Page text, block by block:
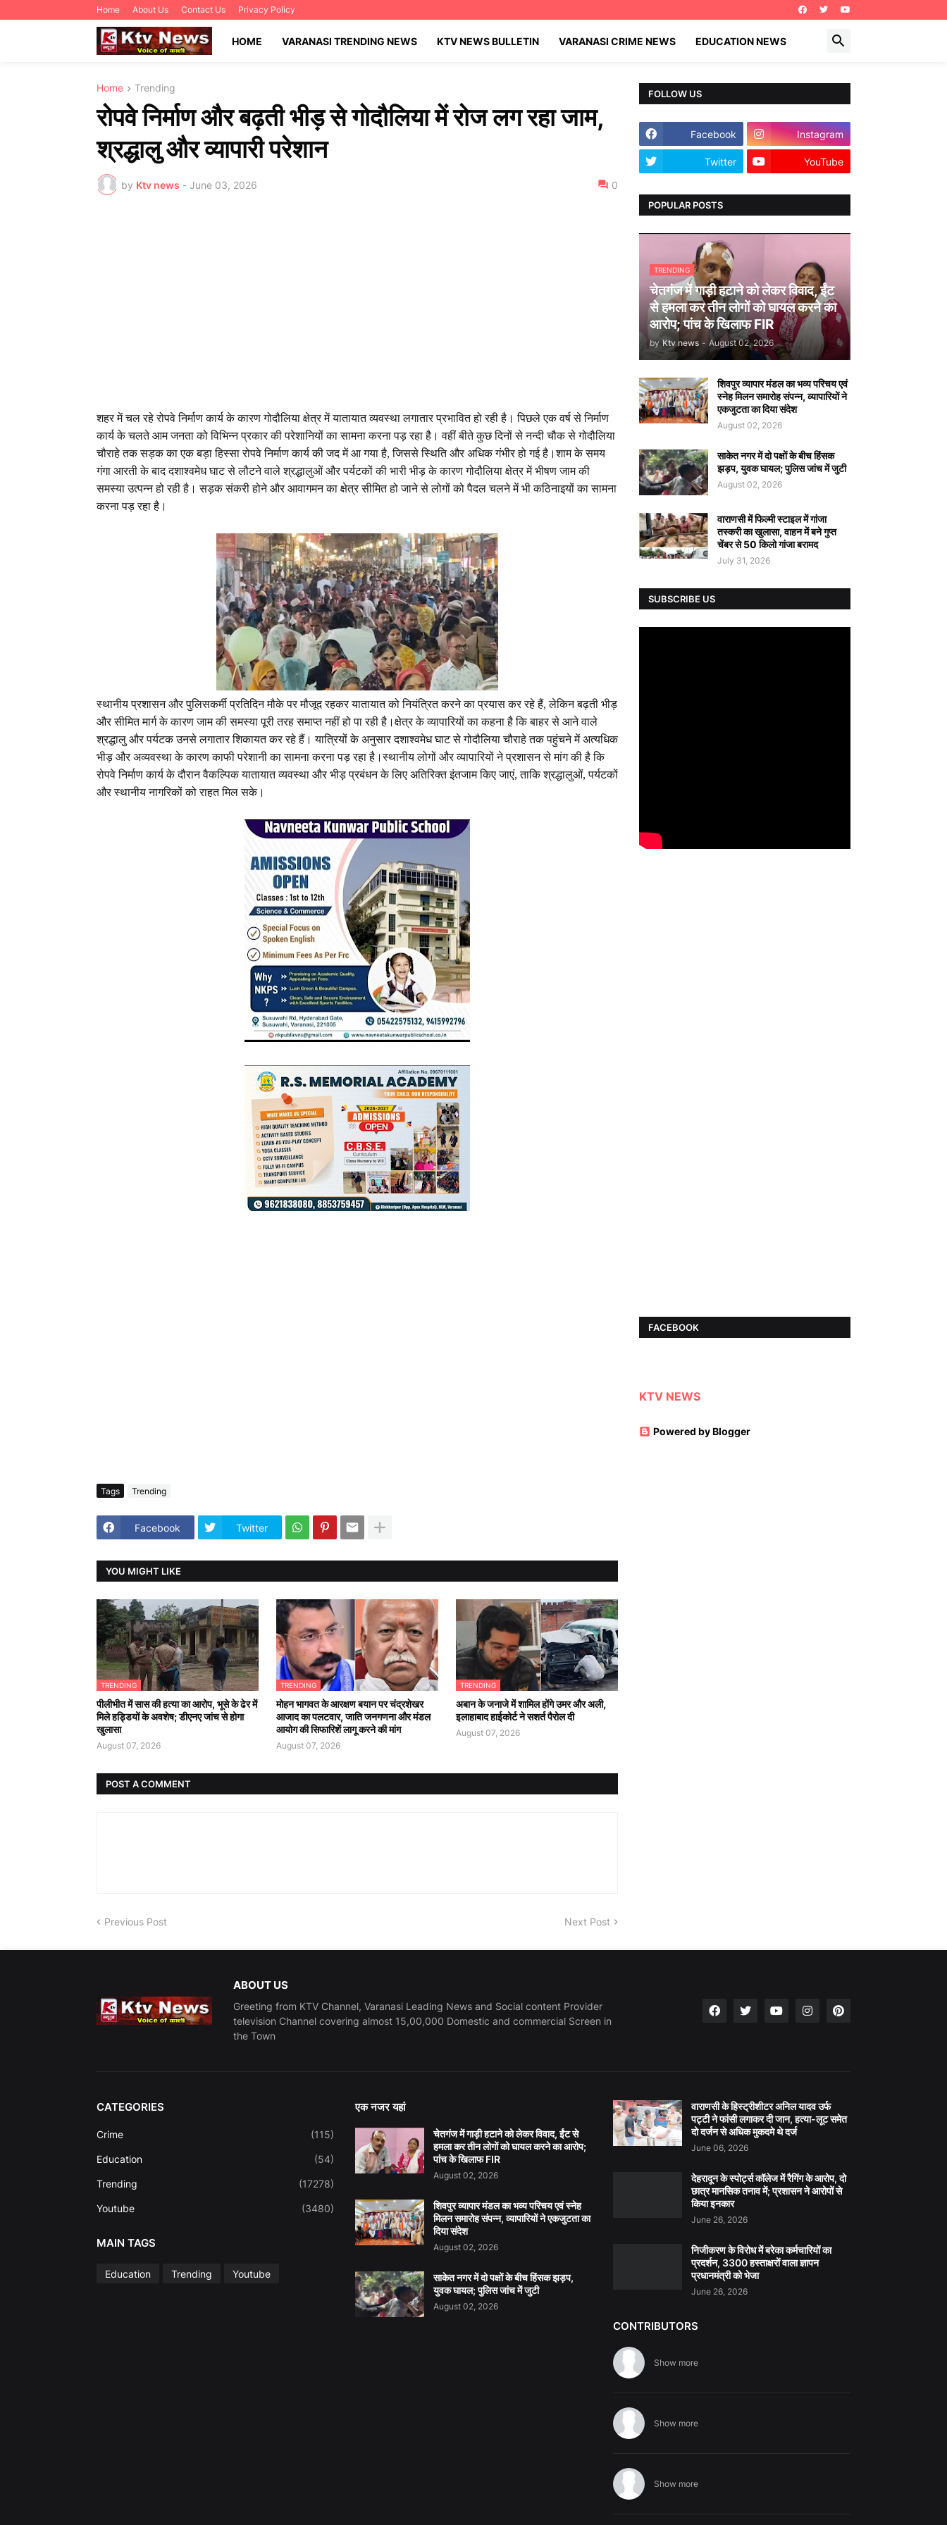
Home About Us Contact Us Privacy Policy
HOME VARANASI TRENDING NEWS KTV NEWS BULLETIN VARANASI CRIME NEWS EDUCATION NEWS
Home Trending
रोपवे निर्माण और बढ़ती भीड़ से गोदौलिया में रोज लग रहा जाम,
श्रद्धालु और व्यापारी परेशान
by Ktv news - June 03, 2026 0
शहर में चल रहे रोपवे निर्माण कार्य के कारण गोदौलिया क्षेत्र में यातायात व्यवस्था लगातार प्रभावित हो रही है। पिछले एक वर्ष से निर्माण
कार्य के चलते आम जनता को विभिन्न प्रकार की परेशानियों का सामना करना पड़ रहा है। वहीं बीते कुछ दिनों से नन्दी चौक से गोदौलिया
चौराहे तक सड़क का एक बड़ा हिस्सा रोपवे निर्माण कार्य की जद में आ गया है, जिससे स्थिति और अधिक गंभीर हो गई है।शाम के समय
गंगा आरती के बाद दशाश्वमेध घाट से लौटने वाले श्रद्धालुओं और पर्यटकों की भारी भीड़ के कारण गोदौलिया क्षेत्र में भीषण जाम की
समस्या उत्पन्न हो रही है। सड़क संकरी होने और आवागमन का क्षेत्र सीमित हो जाने से लोगों को पैदल चलने में भी कठिनाइयों का सामना
करना पड़ रहा है।
स्थानीय प्रशासन और पुलिसकर्मी प्रतिदिन मौके पर मौजूद रहकर यातायात को नियंत्रित करने का प्रयास कर रहे हैं, लेकिन बढ़ती भीड़
और सीमित मार्ग के कारण जाम की समस्या पूरी तरह समाप्त नहीं हो पा रही है।क्षेत्र के व्यापारियों का कहना है कि बाहर से आने वाले
श्रद्धालु और पर्यटक उनसे लगातार शिकायत कर रहे हैं। यात्रियों के अनुसार दशाश्वमेध घाट से गोदौलिया चौराहे तक पहुंचने में अत्यधिक
भीड़ और अव्यवस्था के कारण काफी परेशानी का सामना करना पड़ रहा है।स्थानीय लोगों और व्यापारियों ने प्रशासन से मांग की है कि
रोपवे निर्माण कार्य के दौरान वैकल्पिक यातायात व्यवस्था और भीड़ प्रबंधन के लिए अतिरिक्त इंतजाम किए जाएं, ताकि श्रद्धालुओं, पर्यटकों
और स्थानीय नागरिकों को राहत मिल सके।
Tags Trending
Facebook Twitter
YOU MIGHT LIKE
TRENDING
पीलीभीत में सास की हत्या का आरोप, भूसे के ढेर में
मिले हड्डियों के अवशेष; डीएनए जांच से होगा
खुलासा
August 07, 2026
TRENDING
मोहन भागवत के आरक्षण बयान पर चंद्रशेखर
आजाद का पलटवार, जाति जनगणना और मंडल
आयोग की सिफारिशें लागू करने की मांग
August 07, 2026
TRENDING
अबान के जनाजे में शामिल होंगे उमर और अली,
इलाहाबाद हाईकोर्ट ने सशर्त पैरोल दी
August 07, 2026
POST A COMMENT
Previous Post Next Post
FOLLOW US
Facebook Instagram
Twitter YouTube
POPULAR POSTS
TRENDING
चेतगंज में गाड़ी हटाने को लेकर विवाद, ईंट
से हमला कर तीन लोगों को घायल करने का
आरोप; पांच के खिलाफ FIR
by Ktv news - August 02, 2026
शिवपुर व्यापार मंडल का भव्य परिचय एवं
स्नेह मिलन समारोह संपन्न, व्यापारियों ने
एकजुटता का दिया संदेश
August 02, 2026
साकेत नगर में दो पक्षों के बीच हिंसक
झड़प, युवक घायल; पुलिस जांच में जुटी
August 02, 2026
वाराणसी में फिल्मी स्टाइल में गांजा
तस्करी का खुलासा, वाहन में बने गुप्त
चेंबर से 50 किलो गांजा बरामद
July 31, 2026
SUBSCRIBE US
FACEBOOK
KTV NEWS
Powered by Blogger
ABOUT US
Greeting from KTV Channel, Varanasi Leading News and Social content Provider
television Channel covering almost 15,00,000 Domestic and commercial Screen in
the Town
CATEGORIES
Crime (115)
Education (54)
Trending (17278)
Youtube (3480)
MAIN TAGS
Education Trending Youtube
एक नजर यहां
चेतगंज में गाड़ी हटाने को लेकर विवाद, ईंट से
हमला कर तीन लोगों को घायल करने का आरोप;
पांच के खिलाफ FIR
August 02, 2026
शिवपुर व्यापार मंडल का भव्य परिचय एवं स्नेह
मिलन समारोह संपन्न, व्यापारियों ने एकजुटता का
दिया संदेश
August 02, 2026
साकेत नगर में दो पक्षों के बीच हिंसक झड़प,
युवक घायल; पुलिस जांच में जुटी
August 02, 2026
वाराणसी के हिस्ट्रीशीटर अनिल यादव उर्फ
पट्टी ने फांसी लगाकर दी जान, हत्या-लूट समेत
दो दर्जन से अधिक मुकदमे थे दर्ज
June 06, 2026
देहरादून के स्पोर्ट्स कॉलेज में रैगिंग के आरोप, दो
छात्र मानसिक तनाव में; प्रशासन ने आरोपों से
किया इनकार
June 26, 2026
निजीकरण के विरोध में बरेका कर्मचारियों का
प्रदर्शन, 3300 हस्ताक्षरों वाला ज्ञापन
प्रधानमंत्री को भेजा
June 26, 2026
CONTRIBUTORS
Show more
Show more
Show more